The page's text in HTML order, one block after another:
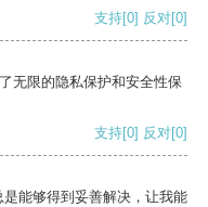
支持[0] 反对[0]
无限的隐私保护和安全性保
支持[0] 反对[0]
能够得到妥善解决，让我能